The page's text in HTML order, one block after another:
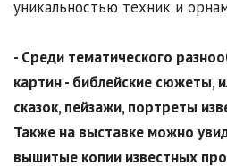
уникальностью техник и
- Среди тематического
картин - библейские сюжеты,
сказок, пейзажи, портреты
Также на выставке можно
вышитые копии известных